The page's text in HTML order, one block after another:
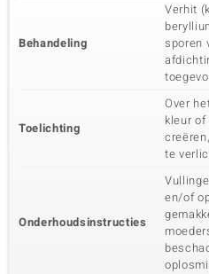
Behandeling
Verhit
sporen
Toelichting
Over
kleur
te
Onderhoudsinstructies
en/of